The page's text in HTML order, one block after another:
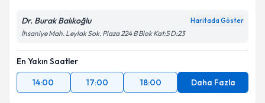
Dr. Burak Balıkoğlu Haritada Göster
İhsaniye Mah. Leylak Sok. Plaza 224 B Blok Kat:5 D:23
En Yakın Saatler
14:00
17:00 18:00 Daha Fazla